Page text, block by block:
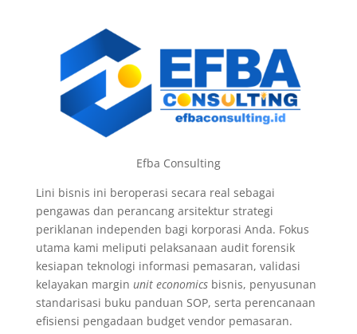
Efba Consulting
Lini bisnis ini beroperasi secara real sebagai
pengawas dan perancang arsitektur strategi
periklanan independen bagi korporasi Anda. Fokus
utama kami meliputi pelaksanaan audit forensik
kesiapan teknologi informasi pemasaran, validasi
kelayakan margin unit economicsbisnis, penyusunan
standarisasi buku panduan SOP, serta perencanaan
efisiensi pengadaan budget vendor pemasaran.